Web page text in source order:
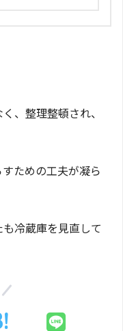
、整理整頓され、
ための工夫が凝ら
冷蔵庫を見直して